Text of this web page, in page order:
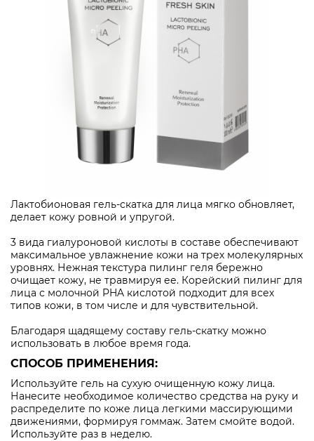
Лактобионовая гель-скатка для лица мягко обновляет,
делает кожу ровной и упругой.
3 вида гиалуроновой кислоты в составе обеспечивают
максимальное увлажнение кожи на трех молекулярных
уровнях. Нежная текстура пилинг геля бережно
очищает кожу, не травмируя ее. Корейский пилинг для
лица с молочной PHA кислотой подходит для всех
типов кожи, в том числе и для чувствительной.
Благодаря щадящему составу гель-скатку можно
использовать в любое время года.
СПОСОБ ПРИМЕНЕНИЯ:
Используйте гель на сухую очищенную кожу лица.
Нанесите необходимое количество средства на руку и
распределите по коже лица легкими массирующими
движениями, формируя гоммаж. Затем смойте водой.
Используйте раз в неделю.